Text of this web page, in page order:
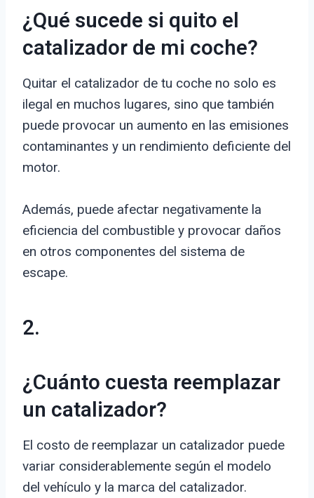
¿Qué sucede si quito el
catalizador de mi coche?
Quitar el catalizador de tu coche no solo es
ilegal en muchos lugares, sino que también
puede provocar un aumento en las emisiones
contaminantes y un rendimiento deficiente del
motor.
Además, puede afectar negativamente la
eficiencia del combustible y provocar daños
en otros componentes del sistema de
escape.
2.
¿Cuánto cuesta reemplazar
un catalizador?
El costo de reemplazar un catalizador puede
variar considerablemente según el modelo
del vehículo y la marca del catalizador.